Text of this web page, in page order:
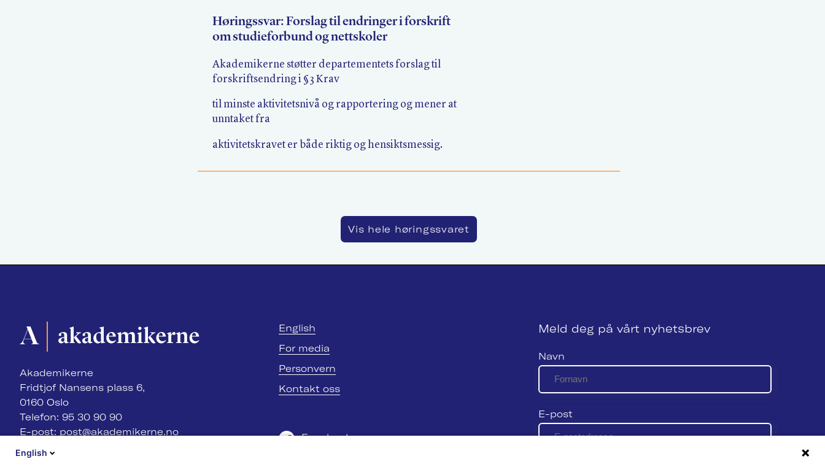
Høringssvar: Forslag til endringer i forskrift
om studieforbund og nettskoler
Akademikerne støtter departementets forslag til
forskriftsendring i §3 Krav
til minste aktivitetsnivå og rapportering og mener at
unntaket fra
aktivitetskravet er både riktig og hensiktsmessig.
Vis hele høringssvaret
Akademikerne
Fridtjof Nansens plass 6,
0160 Oslo
Telefon: 95 30 90 90
E-post: post@akademikerne.no
English
For media
Personvern
Kontakt oss
Facebook
Meld deg på vårt nyhetsbrev
Navn
E-post
English